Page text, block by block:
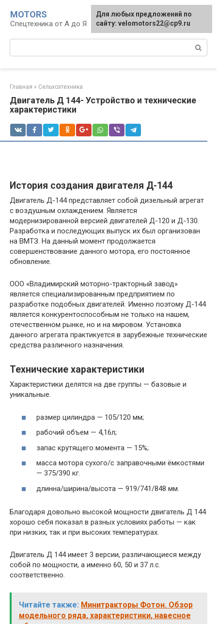
контенту
MOTORS
Спецтехника от А до Я
Главная » Сельхозтехника
Двигатель Д 144- Устройство и технические
характеристики
История создания двигателя Д-144
Двигатель Д-144 представляет собой дизельный агрегат
с воздушным охлаждением. Является
модернизированной версией двигателей Д-120 и Д-130.
Разработка и последующих выпуск их был организован
на ВМТЗ. На данный момент продолжается
совершенствование данного мотора, его постоянное
обновление.
ООО «Владимирский моторно-тракторный завод»
является специализированным предприятием по
разработке подобных двигателей. Именно поэтому Д-144
является конкурентоспособным не только на нашем,
отечественном рынке, но и на мировом. Установка
данного агрегата практикуется в зарубежные технические
средства различного назначения.
Технические характеристики
Характеристики делятся на две группы — базовые и
уникальные.
размер цилиндра — 105/120 мм;
рабочий объем — 4,16л;
запас крутящего момента — 15%;
масса мотора сухого/с заправочными ёмкостями
— 375/390 кг.
длинна/ширина/высота — 919/741/848 мм.
Благодаря довольно высокой мощности двигатель Д 144
хорошо себя показал в разных условиях работы — как
при низких, так и при высоких температурах.
Двигатель Д 144 имеет 3 версии, различающиеся между
собой по мощности, а именно 60, 50 и 37 л.с.
соответственно.
Читайте также: Минитракторы Фотон. Обзор
модельного ряда, характеристики, навесное
Для любых предложений по
сайту: velomotors22@cp9.ru